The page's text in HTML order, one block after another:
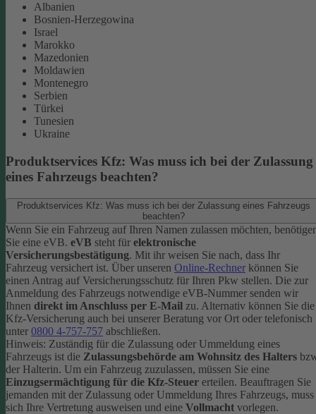
Albanien
Bosnien-Herzegowina
Israel
Marokko
Mazedonien
Moldawien
Montenegro
Serbien
Türkei
Tunesien
Ukraine
Produktservices Kfz: Was muss ich bei der Zulassung
eines Fahrzeugs beachten?
Produktservices Kfz: Was muss ich bei der Zulassung eines Fahrzeugs
beachten?
Wenn Sie ein Fahrzeug auf Ihren Namen zulassen möchten,
Sie eine eVB. eVB steht für elektronische
Versicherungsbestätigung. Mit ihr weisen Sie nach, dass Ihr
Fahrzeug versichert ist. Über unseren Online-Rechner können Sie
einen Antrag auf Versicherungsschutz für Ihren Pkw stellen. Die zur
Anmeldung des Fahrzeugs notwendige eVB-Nummer senden wir
Ihnen direkt im Anschluss per E-Mail zu. Alternativ können Sie die
Kfz-Versicherung auch bei unserer Beratung vor Ort oder telefonisch
unter 0800 4-757-757 abschließen.
Hinweis: Zuständig für die Zulassung oder Ummeldung eines
Fahrzeugs ist die Zulassungsbehörde am Wohnsitz des Halters
der Halterin. Um ein Fahrzeug zuzulassen, müssen Sie eine
Einzugsermächtigung für die Kfz-Steuer erteilen. Beauftragen Sie
jemanden mit der Zulassung oder Ummeldung Ihres Fahrzeugs, muss
sich Ihre Vertretung ausweisen und eine Vollmacht vorlegen.